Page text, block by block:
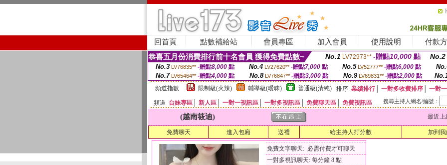
回首頁 點數補給站 會員專區 加入會員 使用說明 付款
恭喜五月份消費排行前十名會員 獲得免費點數~ No.1 LV72973** -贈點10,000 點 No.2
No.3 LV76835** -贈點8,000點 No.4 LV27620** -贈點7,000點 No.5 LV52777** -贈點6,000點
No.7 LV65464** -贈點4,000 點 No.8 LV76847** -贈點3,000 點 No.9 LV69831** -贈點2,000點
頻道指數
限制級(火辣) 輔導級(曖昧) 普通級(清純) 排序 業績排行│ 一對多收費排序
一對
頻道 台妹專區 新人區 一對一視訊區 一對多視訊區 免費聊天區 免費視訊區 搜尋主持人網名/編號：
(越南筱迪) 最近上
免費聊天 進入包廂 送禮 給主持人打分數 加到
免費文字聊天: 必需付費才可聊天
一對多視訊聊天: 每分鐘 8 點